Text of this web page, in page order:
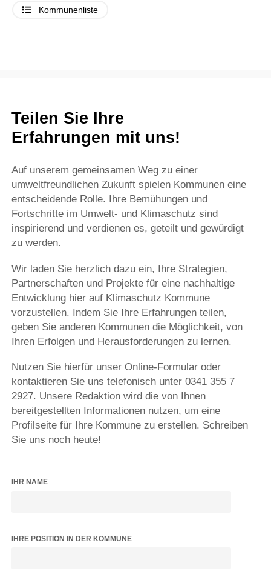
Kommunenliste
Teilen Sie Ihre
Erfahrungen mit uns!
Auf unserem gemeinsamen Weg zu einer
umweltfreundlichen Zukunft spielen Kommunen eine
entscheidende Rolle. Ihre Bemühungen und
Fortschritte im Umwelt- und Klimaschutz sind
inspirierend und verdienen es, geteilt und gewürdigt
zu werden.
Wir laden Sie herzlich dazu ein, Ihre Strategien,
Partnerschaften und Projekte für eine nachhaltige
Entwicklung hier auf Klimaschutz Kommune
vorzustellen. Indem Sie Ihre Erfahrungen teilen,
geben Sie anderen Kommunen die Möglichkeit, von
Ihren Erfolgen und Herausforderungen zu lernen.
Nutzen Sie hierfür unser Online-Formular oder
kontaktieren Sie uns telefonisch unter 0341 355 7
2927. Unsere Redaktion wird die von Ihnen
bereitgestellten Informationen nutzen, um eine
Profilseite für Ihre Kommune zu erstellen. Schreiben
Sie uns noch heute!
IHR NAME
IHRE POSITION IN DER KOMMUNE